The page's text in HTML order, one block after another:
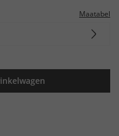
Maatabel